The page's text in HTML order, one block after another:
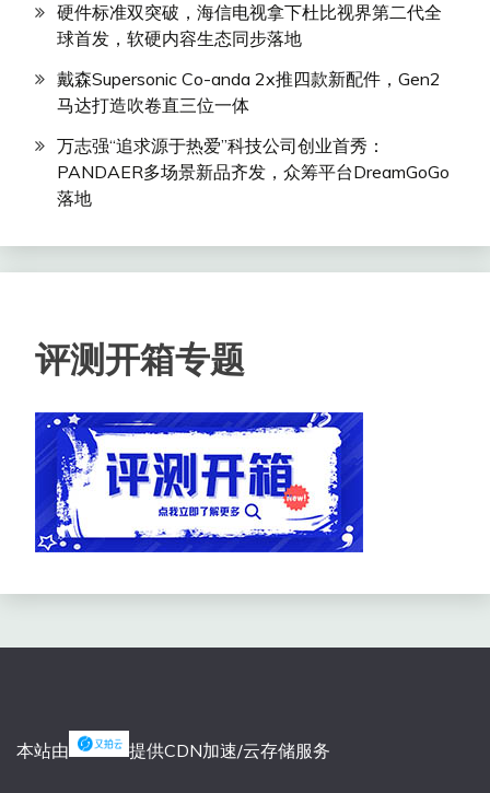
硬件标准双突破，海信电视拿下杜比视界第二代全
球首发，软硬内容生态同步落地
戴森Supersonic Co-anda 2x推四款新配件，Gen2
马达打造吹卷直三位一体
万志强“追求源于热爱”科技公司创业首秀：
PANDAER多场景新品齐发，众筹平台DreamGoGo
落地
评测开箱专题
本站由 提供CDN加速/云存储服务